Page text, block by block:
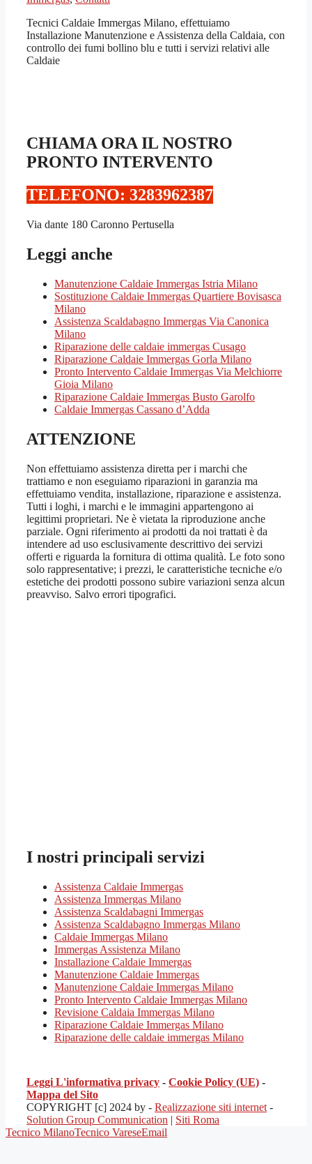
Tecnici Caldaie Immergas Milano, effettuiamo
Installazione Manutenzione e Assistenza della Caldaia, con
controllo dei fumi bollino blu e tutti i servizi relativi alle
Caldaie
CHIAMA ORA IL NOSTRO
PRONTO INTERVENTO
TELEFONO: 3283962387‬
Via dante 180 Caronno Pertusella
Leggi anche
Manutenzione Caldaie Immergas Istria Milano
Sostituzione Caldaie Immergas Quartiere Bovisasca
Milano
Assistenza Scaldabagno Immergas Via Canonica
Milano
Riparazione delle caldaie immergas Cusago
Riparazione Caldaie Immergas Gorla Milano
Pronto Intervento Caldaie Immergas Via Melchiorre
Gioia Milano
Riparazione Caldaie Immergas Busto Garolfo
Caldaie Immergas Cassano d’Adda
ATTENZIONE
Non effettuiamo assistenza diretta per i marchi che
trattiamo e non eseguiamo riparazioni in garanzia ma
effettuiamo vendita, installazione, riparazione e assistenza.
Tutti i loghi, i marchi e le immagini appartengono ai
legittimi proprietari. Ne è vietata la riproduzione anche
parziale. Ogni riferimento ai prodotti da noi trattati è da
intendere ad uso esclusivamente descrittivo dei servizi
offerti e riguarda la fornitura di ottima qualità. Le foto sono
solo rappresentative; i prezzi, le caratteristiche tecniche e/o
estetiche dei prodotti possono subire variazioni senza alcun
preavviso. Salvo errori tipografici.
I nostri principali servizi
Assistenza Caldaie Immergas
Assistenza Immergas Milano
Assistenza Scaldabagni Immergas
Assistenza Scaldabagno Immergas Milano
Caldaie Immergas Milano
Immergas Assistenza Milano
Installazione Caldaie Immergas
Manutenzione Caldaie Immergas
Manutenzione Caldaie Immergas Milano
Pronto Intervento Caldaie Immergas Milano
Revisione Caldaia Immergas Milano
Riparazione Caldaie Immergas Milano
Riparazione delle caldaie immergas Milano
Leggi L'informativa privacy - Cookie Policy (UE) -
Mappa del Sito
COPYRIGHT [c] 2024 by - Realizzazione siti internet -
Solution Group Communication | Siti Roma
Tecnico MilanoTecnico VareseEmail